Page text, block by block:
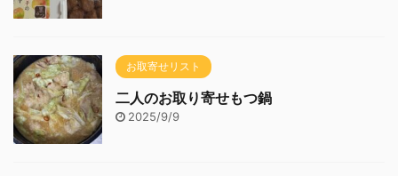
お取寄せリスト
二人のお取り寄せもつ鍋
2025/9/9